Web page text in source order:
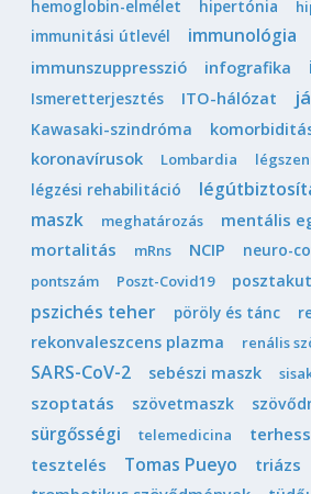
hemoglobin-elmélet hipertónia
immunitási útlevél immunológia
immunszuppresszió infografika
Ismeretterjesztés ITO-hálózat
Kawasaki-szindróma
koronavírusok Lombardia
légzési rehabilitáció
maszk meghatározás mentális
mortalitás mRns NCIP neuro-
pontszám
Poszt-Covid19
pszichés teher
pöröly és tánc
rekonvaleszcens plazma
renális
SARS-CoV-2 sebészi maszk
szoptatás szövetmaszk
sürgősségi telemedicina
tesztelés Tomas Pueyo triázs